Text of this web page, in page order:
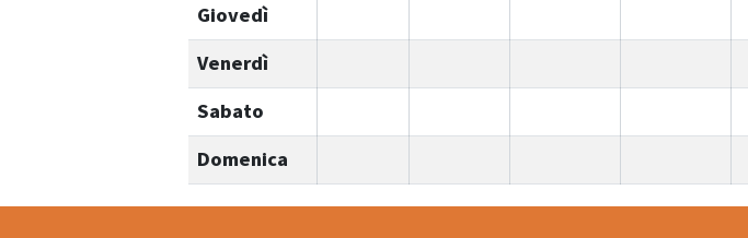
Giovedì
Venerdì
Sabato
Domenica